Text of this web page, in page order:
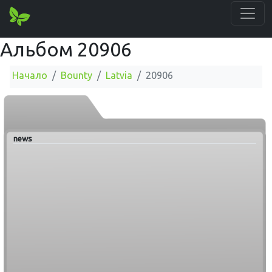
Альбом 20906
Начало Bounty Latvia 20906
news